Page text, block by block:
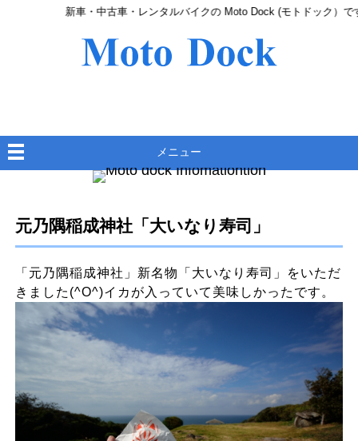
新車・中古車・レンタルバイクの Moto Dock (モトドック）です
元乃隅稲成神社「大いなり寿司」
「元乃隅稲成神社」新名物「大いなり寿司」をいただ
きました(^O^)イカが入っていて美味しかったです。
メニュー